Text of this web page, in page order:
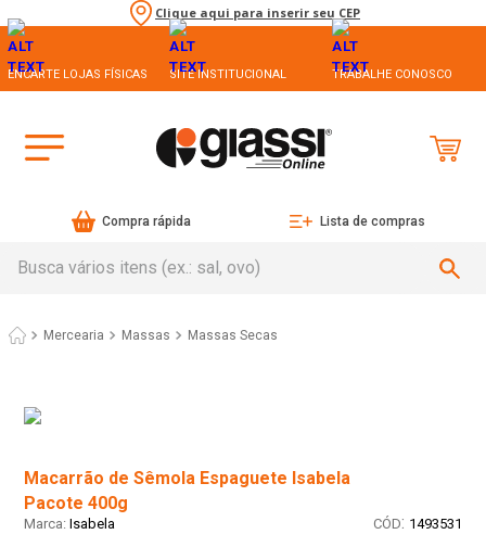
Clique aqui para inserir seu CEP
ENCARTE LOJAS FÍSICAS SITE INSTITUCIONAL TRABALHE CONOSCO
Compra rápida Lista de compras
Mercearia Massas Massas Secas
Macarrão de Sêmola Espaguete Isabela
Pacote 400g
Isabela : 1493531